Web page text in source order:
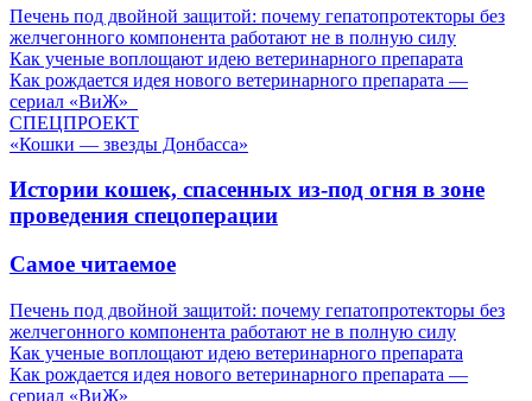
Печень под двойной защитой: почему гепатопротекторы без
желчегонного компонента работают не в полную силу
Как ученые воплощают идею ветеринарного препарата
Как рождается идея нового ветеринарного препарата —
сериал «ВиЖ»
СПЕЦПРОЕКТ
«Кошки — звезды Донбасса»
Истории кошек, спасенных из-под огня в зоне
проведения спецоперации
Самое читаемое
Печень под двойной защитой: почему гепатопротекторы без
желчегонного компонента работают не в полную силу
Как ученые воплощают идею ветеринарного препарата
Как рождается идея нового ветеринарного препарата —
сериал «ВиЖ»